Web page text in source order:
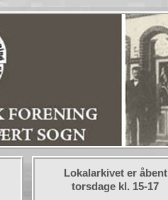
Lokalarkivet er åbent
torsdage kl. 15-17